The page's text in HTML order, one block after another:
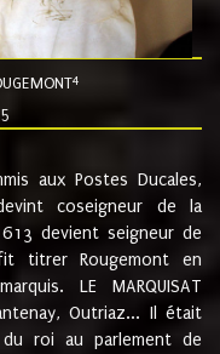
4
aux Postes Ducales,
coseigneur de la
devient seigneur de
fit titrer Rougemont en
LE MARQUISAT
Outriaz... Il était
roi au parlement de